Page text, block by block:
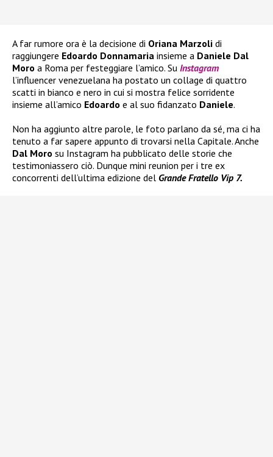
A far rumore ora è la decisione di Oriana Marzoli di
raggiungere Edoardo Donnamaria insieme a Daniele Dal
Moro a Roma per festeggiare l’amico. Su Instagram
l’influencer venezuelana ha postato un collage di quattro
scatti in bianco e nero in cui si mostra felice sorridente
insieme all’amico Edoardo e al suo fidanzato Daniele.
Non ha aggiunto altre parole, le foto parlano da sé, ma ci ha
tenuto a far sapere appunto di trovarsi nella Capitale. Anche
Dal Moro su Instagram ha pubblicato delle storie che
testimoniassero ciò. Dunque mini reunion per i tre ex
concorrenti dell’ultima edizione del Grande Fratello Vip 7.